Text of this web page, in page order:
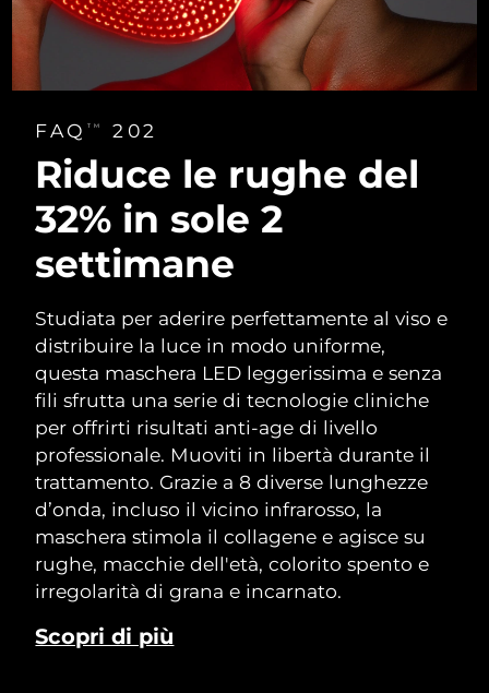
FAQ TM 202
Riduce le rughe del
32% in sole 2
settimane
Studiata per aderire perfettamente al viso e
distribuire la luce in modo uniforme,
questa maschera LED leggerissima e senza
fili sfrutta una serie di tecnologie cliniche
per offrirti risultati anti-age di livello
professionale. Muoviti in libertà durante il
trattamento. Grazie a 8 diverse lunghezze
d’onda, incluso il vicino infrarosso, la
maschera stimola il collagene e agisce su
rughe, macchie dell'età, colorito spento e
irregolarità di grana e incarnato.
Scopri di più